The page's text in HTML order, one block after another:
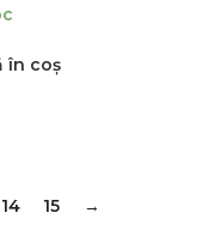
în coș
14 15 →